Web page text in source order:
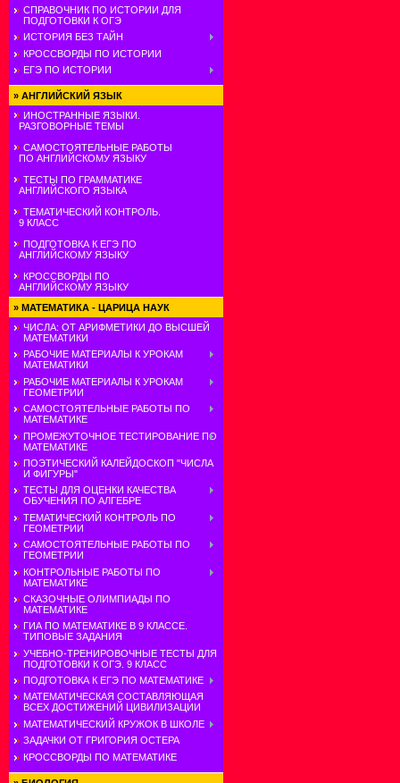
СПРАВОЧНИК ПО ИСТОРИИ ДЛЯ
ПОДГОТОВКИ К ОГЭ
ИСТОРИЯ БЕЗ ТАЙН
КРОССВОРДЫ ПО ИСТОРИИ
ЕГЭ ПО ИСТОРИИ
» АНГЛИЙСКИЙ ЯЗЫК
ИНОСТРАННЫЕ ЯЗЫКИ.
РАЗГОВОРНЫЕ ТЕМЫ
САМОСТОЯТЕЛЬНЫЕ РАБОТЫ
ПО АНГЛИЙСКОМУ ЯЗЫКУ
ТЕСТЫ ПО ГРАММАТИКЕ
АНГЛИЙСКОГО ЯЗЫКА
ТЕМАТИЧЕСКИЙ КОНТРОЛЬ.
9 КЛАСС
ПОДГОТОВКА К ЕГЭ ПО
АНГЛИЙСКОМУ ЯЗЫКУ
КРОССВОРДЫ ПО
АНГЛИЙСКОМУ ЯЗЫКУ
» МАТЕМАТИКА - ЦАРИЦА НАУК
ЧИСЛА: ОТ АРИФМЕТИКИ ДО ВЫСШЕЙ
МАТЕМАТИКИ
РАБОЧИЕ МАТЕРИАЛЫ К УРОКАМ
МАТЕМАТИКИ
РАБОЧИЕ МАТЕРИАЛЫ К УРОКАМ
ГЕОМЕТРИИ
САМОСТОЯТЕЛЬНЫЕ РАБОТЫ ПО
МАТЕМАТИКЕ
ПРОМЕЖУТОЧНОЕ ТЕСТИРОВАНИЕ ПО
МАТЕМАТИКЕ
ПОЭТИЧЕСКИЙ КАЛЕЙДОСКОП "ЧИСЛА
И ФИГУРЫ"
ТЕСТЫ ДЛЯ ОЦЕНКИ КАЧЕСТВА
ОБУЧЕНИЯ ПО АЛГЕБРЕ
ТЕМАТИЧЕСКИЙ КОНТРОЛЬ ПО
ГЕОМЕТРИИ
САМОСТОЯТЕЛЬНЫЕ РАБОТЫ ПО
ГЕОМЕТРИИ
КОНТРОЛЬНЫЕ РАБОТЫ ПО
МАТЕМАТИКЕ
СКАЗОЧНЫЕ ОЛИМПИАДЫ ПО
МАТЕМАТИКЕ
ГИА ПО МАТЕМАТИКЕ В 9 КЛАССЕ.
ТИПОВЫЕ ЗАДАНИЯ
УЧЕБНО-ТРЕНИРОВОЧНЫЕ ТЕСТЫ ДЛЯ
ПОДГОТОВКИ К ОГЭ. 9 КЛАСС
ПОДГОТОВКА К ЕГЭ ПО МАТЕМАТИКЕ
МАТЕМАТИЧЕСКАЯ СОСТАВЛЯЮЩАЯ
ВСЕХ ДОСТИЖЕНИЙ ЦИВИЛИЗАЦИИ
МАТЕМАТИЧЕСКИЙ КРУЖОК В ШКОЛЕ
ЗАДАЧКИ ОТ ГРИГОРИЯ ОСТЕРА
КРОССВОРДЫ ПО МАТЕМАТИКЕ